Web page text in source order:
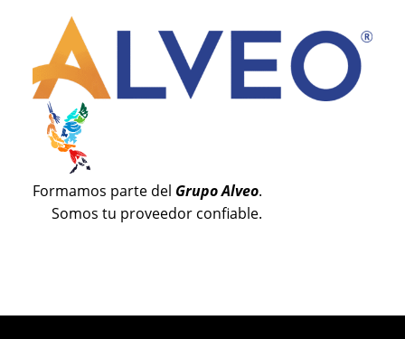
Formamos parte del Grupo Alveo.
Somos tu proveedor confiable.